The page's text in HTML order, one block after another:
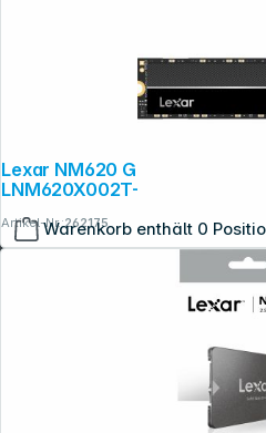
Warenkorb enthält 0
Lexar NM620 Gen3x4 NVMe 2TB 2280 PCIe M.2
LNM620X002T-RNNNG
Artikel-Nr.:262175